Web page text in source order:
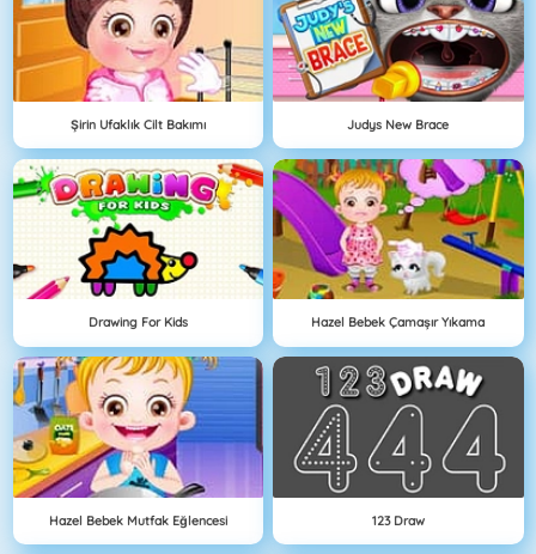
Şirin Ufaklık Cilt Bakımı Judys New Brace
Drawing For Kids Hazel Bebek Çamaşır Yıkama
Hazel Bebek Mutfak Eğlencesi 123 Draw